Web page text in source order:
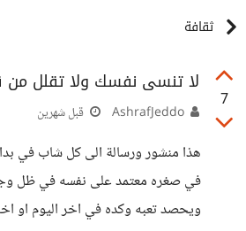
ثقافة
7
لا تنسى نفسك ولا تقلل من
قبل شهرين
هذا منشور ورسالة الى كل شاب في
في صغره معتمد على نفسه في ظل
ويحصد تعبه وكده في اخر اليوم او